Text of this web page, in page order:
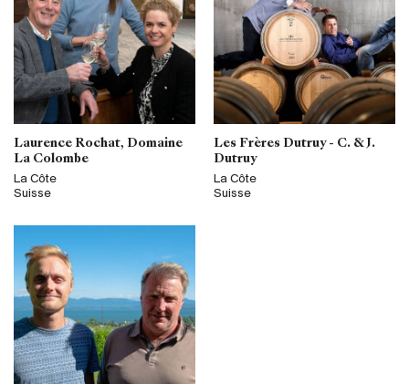
Laurence Rochat, Domaine
La Colombe
La Côte
Suisse
Les Frères Dutruy - C. & J.
Dutruy
La Côte
Suisse